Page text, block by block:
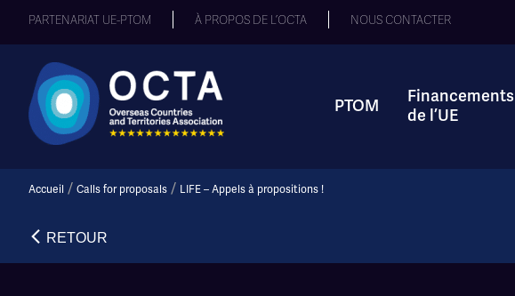
PARTENARIAT UE-PTOM À PROPOS DE L’OCTA NOUS CONTACTER
PTOM
Financements
de l’UE
Accueil / Calls for proposals / LIFE – Appels à propositions !
RETOUR